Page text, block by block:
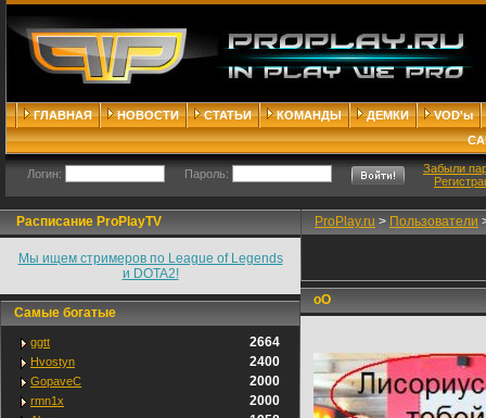
ГЛАВНАЯ НОВОСТИ СТАТЬИ КОМАНДЫ ДЕМКИ
VOD'ы
Логин: Пароль:
Забыли
Расписание ProPlayTV
Мы ищем стримеров по League of Legends
и DOTA2!
Самые богатые
ggtt 2664
Hvostyn 2400
GopaveC 2000
rmn1x 2000
ProPlay.ru > Пользователи
оО